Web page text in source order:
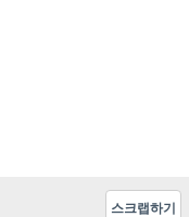
스크랩하기